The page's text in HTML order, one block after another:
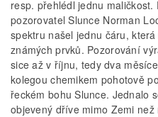
resp. přehlédl jednu
pozorovatel Slunce Norman
spektru našel jednu čáru,
známých prvků. Pozorování
sice až v říjnu, tedy dva
kolegou chemikem pohotově
řeckém bohu Slunce. Jednalo
objevený dříve mimo Zemi než